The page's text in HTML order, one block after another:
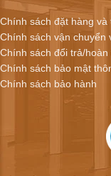
Chính sách đặt hàng và
Chính sách vận chuyển
Chính sách đổi trả/hoàn
Chính sách bảo mật
Chính sách bảo hành